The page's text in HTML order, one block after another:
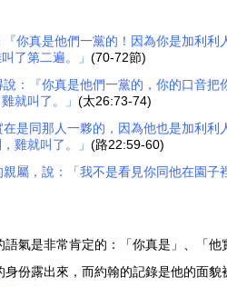
你真是他們一黨的！因為你是加利利
了第二遍。」(70-72節)
：『你真是他們一黨的，你的口音把
就叫了。」(太26:73-74)
是同那人一夥的，因為他也是加利利
雞就叫了。」(路22:59-60)
屬，說：「我不是看見你同他在園子
氣是非常肯定的：「你真是」、「他
份露出來，而約翰的記錄是他的面貌